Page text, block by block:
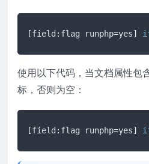
[field:flag runphp=yes]
使用以下代码，当文档属性包
标，否则为空：
[field:flag runphp=yes]